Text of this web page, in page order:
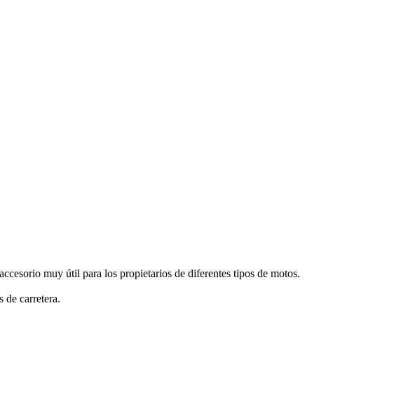
muy útil para los propietarios de diferentes tipos de motos.
de carretera.